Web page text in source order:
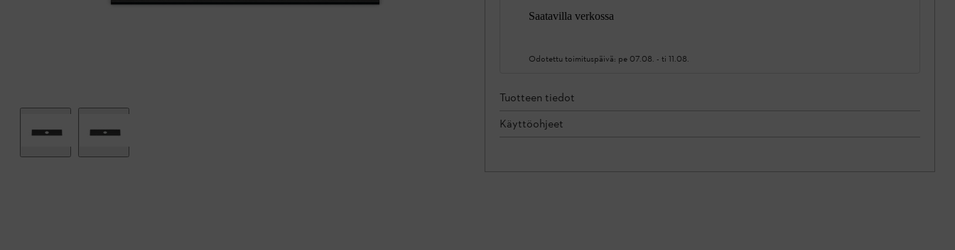
Saatavilla verkossa
Odotettu toimituspäivä: pe 07.08. - ti 11.08.
Tuotteen tiedot
Käyttöohjeet